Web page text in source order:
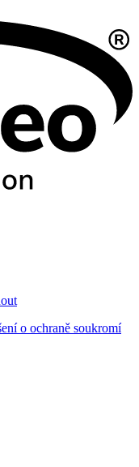
o ochraně soukromí